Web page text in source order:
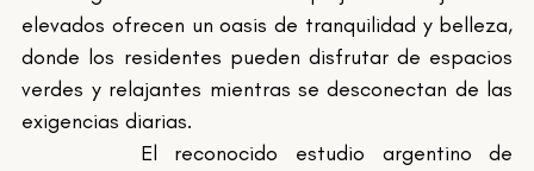
elevados ofrecen un oasis de tranquilidad y belleza,
donde los residentes pueden disfrutar de espacios
verdes y relajantes mientras se desconectan de las
exigencias diarias.